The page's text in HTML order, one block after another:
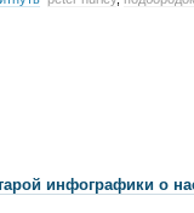
инфографики о